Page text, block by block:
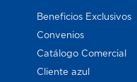
Beneficios Exclusivos
Convenios
Catálogo Comercial
Cliente azul